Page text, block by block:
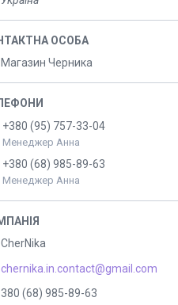
Магазин Черника
+380 (95) 757-33-04
Менеджер Анна
+380 (68) 985-89-63
Менеджер Анна
CherNika
chernika.in.contact@gmail.com
380 (68) 985-89-63